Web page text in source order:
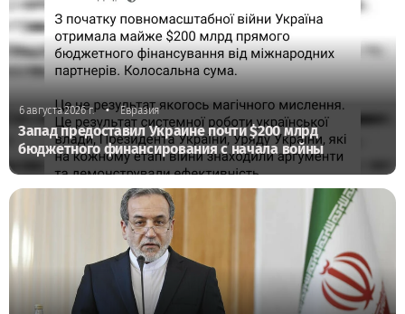
6 августа 2026 г. • Евразия
Запад предоставил Украине почти $200 млрд
бюджетного финансирования с начала войны